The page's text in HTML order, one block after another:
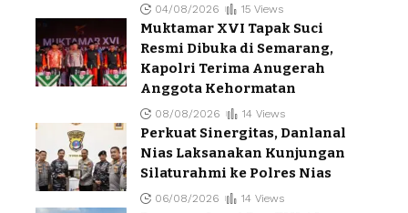
04/08/2026 15 Views
Muktamar XVI Tapak Suci
Resmi Dibuka di Semarang,
Kapolri Terima Anugerah
Anggota Kehormatan
08/08/2026 14 Views
Perkuat Sinergitas, Danlanal
Nias Laksanakan Kunjungan
Silaturahmi ke Polres Nias
06/08/2026 14 Views